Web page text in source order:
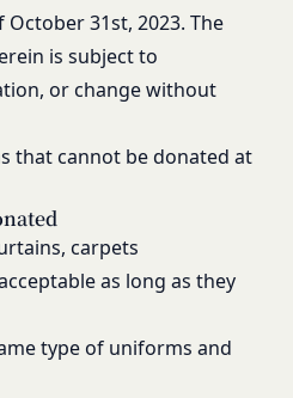
31st, 2023. The
is subject to
or change without
that cannot be donated at
carpets
as long as they
type of uniforms and
く禁止します。
違反して第三者との間で問
責任と費用においてかかる
当社に何等の損害、損失ま
ものとします。
提供物に関する知的財産権
員が提供する商品レビュ
切の提供物（以下、これら
いいます。）に関する知的
どおり会員が保持するもの
を取得することはありませ
は当社に対し、提供物に関